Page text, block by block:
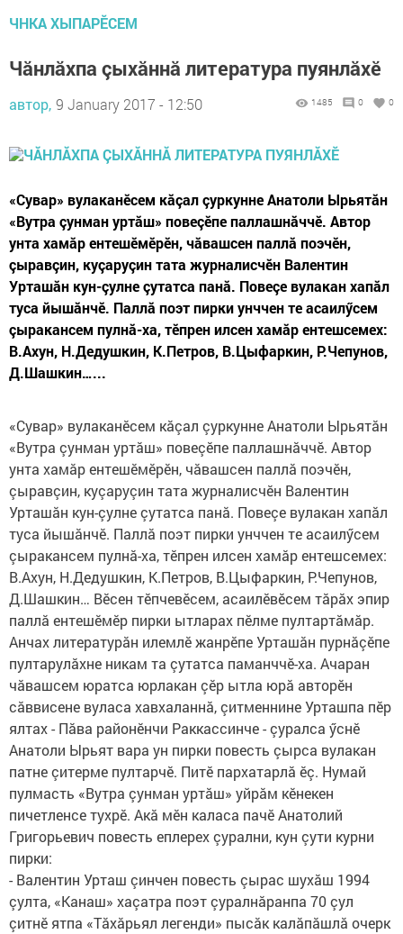
ЧНКА ХЫПАРӖСЕМ
Чăнлăхпа çыхăннă литература пуянлăхӗ
автор, 9 January 2017 - 12:50 1485 0 0
«Сувар» вулаканӗсем кăçал çуркунне Анатоли Ырьятăн
«Вут­ра çунман уртăш» повеçӗпе паллашнăччӗ. Автор
унта хамăр ентешӗмӗрӗн, чăвашсен паллă поэчӗн,
çыравçин, куçаруçин тата журналисчӗн Валентин
Урташăн кун-çулне çутатса панă. Повеçе вулакан хапăл
туса йышăнчӗ. Паллă поэт пирки унч­чен те асаилӳсем
çыракансем пулнă-ха, тӗпрен илсен хамăр ентешсемех:
В.Ахун, Н.Дедушкин, К.Петров, В.Цыфаркин, Р.Чепунов,
Д.Шашкин…...
«Сувар» вулаканӗсем кăçал çуркунне Анатоли Ырьятăн
«Вут­ра çунман уртăш» повеçӗпе паллашнăччӗ. Автор
унта хамăр ентешӗмӗрӗн, чăвашсен паллă поэчӗн,
çыравçин, куçаруçин тата журналисчӗн Валентин
Урташăн кун-çулне çутатса панă. Повеçе вулакан хапăл
туса йышăнчӗ. Паллă поэт пирки унч­чен те асаилӳсем
çыракансем пулнă-ха, тӗпрен илсен хамăр ентешсемех:
В.Ахун, Н.Дедушкин, К.Петров, В.Цыфаркин, Р.Чепунов,
Д.Шашкин… Вӗсен тӗпчевӗсем, асаилӗвӗсем тăрăх эпир
паллă ентешӗмӗр пирки ытларах пӗлме пултартăмăр.
Анчах литературăн илемлӗ жанрӗпе Урташăн пурнăçӗпе
пултарулăхне никам та çутатса паманччӗ-ха. Ачаран
чăвашсем юратса юрлакан çӗр ытла юрă авторӗн
сăввисене вуласа хавхаланнă, çитменнине Урташпа пӗр
ялтах - Пăва районӗнчи Раккассинче - çуралса ӳснӗ
Анатоли Ырьят вара ун пирки повесть çырса вулакан
патне çитерме пултарчӗ. Питӗ пархатарлă ӗç. Нумай
пулмасть «Вутра çунман уртăш» уйрăм кӗнекен
пичетленсе тухрӗ. Акă мӗн каласа пачӗ Анатолий
Григорьевич повесть еплерех çурални, кун çути курни
пирки:
- Валентин Урташ çинчен повесть çырас шухăш 1994
çулта, «Канаш» хаçатра поэт çуралнăранпа 70 çул
çитнӗ ятпа «Тăхăрьял легенди» пысăк калăпăшлă очерк